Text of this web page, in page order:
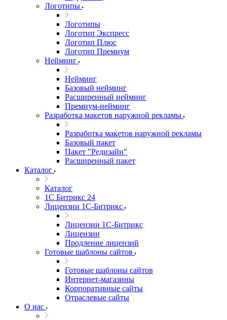
Логотипы
Логотипы
Логотип Экспресс
Логотип Плюс
Логотип Премиум
Нейминг
Нейминг
Базовый нейминг
Расширенный нейминг
Премиум-нейминг
Разработка макетов наружной рекламы
Разработка макетов наружной рекламы
Базовый пакет
Пакет "Редизайн"
Расширенный пакет
Каталог
Каталог
1С Битрикс 24
Лицензии 1С-Битрикс
Лицензии 1С-Битрикс
Лицензии
Продление лицензий
Готовые шаблоны сайтов
Готовые шаблоны сайтов
Интернет-магазины
Корпоративные сайты
Отраслевые сайты
О нас